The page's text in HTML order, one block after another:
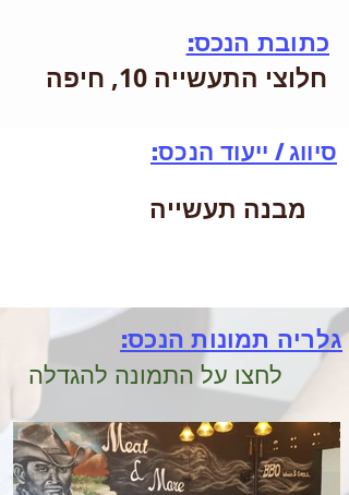
כתובת הנכס:
חלוצי התעשייה 10, חיפה
סיווג / ייעוד הנכס:
מבנה תעשייה
גלריה תמונות הנכס:
לחצו על התמונה להגדלה